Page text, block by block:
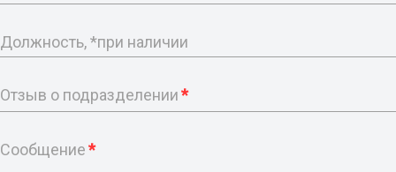
Должность, *при наличии
Отзыв о подразделении*
Сообщение*